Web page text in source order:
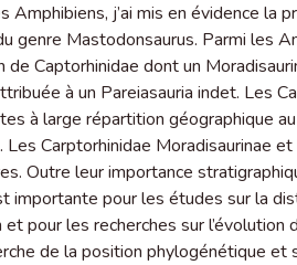
Amphibiens, j’ai mis en évidence la
genre Mastodonsaurus. Parmi les
de Captorhinidae dont un
à un Pareiasauria indet. Les
à large répartition géographique
Les Carptorhinidae Moradisaurinae
Outre leur importance
importante pour les études sur la
et pour les recherches sur
de la position phylogénétique et